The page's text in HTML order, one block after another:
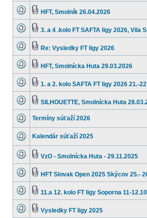
HFT, Smolník 26.04.2026
3. a 4 .kolo FT SAFTA ligy 2026, Vila
Re: Vysledky FT ligy 2026
HFT, Smolnícka Huta 29.03.2026
1. a 2. kolo SAFTA FT ligy 2026 21.-
SILHOUETTE, Smolnícka Huta
Termíny súťaží 2026
Kalendár súťaží 2025
VzO - Smolnícka Huta - 29.11.2025
HFT Slovak Open 2025 Skýcov 25.-
11.a 12. kolo FT ligy Soporna 11-
Vysledky FT ligy 2025